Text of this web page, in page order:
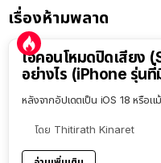
เรื่องห้ามพลาด
ไอคอนโหมดปิดเสียง
อย่างไร (iPhone รุ่น
หลังจากอัปเดตเป็น iOS 18 หรือ
โดย Thitirath Kinaret